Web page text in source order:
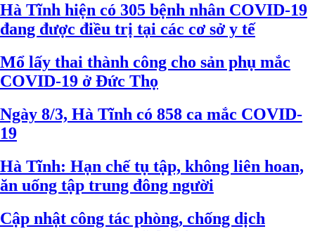
Hà Tĩnh hiện có 305 bệnh nhân COVID-19
đang được điều trị tại các cơ sở y tế
Mổ lấy thai thành công cho sản phụ mắc
COVID-19 ở Đức Thọ
Ngày 8/3, Hà Tĩnh có 858 ca mắc COVID-
19
Hà Tĩnh: Hạn chế tụ tập, không liên hoan,
ăn uống tập trung đông người
Cập nhật công tác phòng, chống dịch